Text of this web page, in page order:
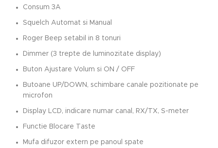
Consum 3A
Squelch Automat si Manual
Roger Beep setabil in 8 tonuri
Dimmer (3 trepte de luminozitate display)
Buton Ajustare Volum si ON / OFF
Butoane UP/DOWN, schimbare canale pozitionate pe
microfon
Display LCD, indicare numar canal, RX/TX, S-meter
Functie Blocare Taste
Mufa difuzor extern pe panoul spate